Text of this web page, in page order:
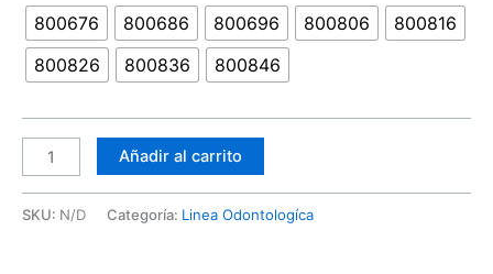
800676 800686 800696 800806
800816
800826
800836 800846
Añadir al carrito
SKU: N/D Categoría: Linea Odontologíca